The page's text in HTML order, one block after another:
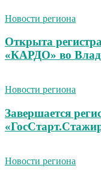
Новости региона
Открыта
«КАРДО» во
Новости региона
Завершается
Новости региона